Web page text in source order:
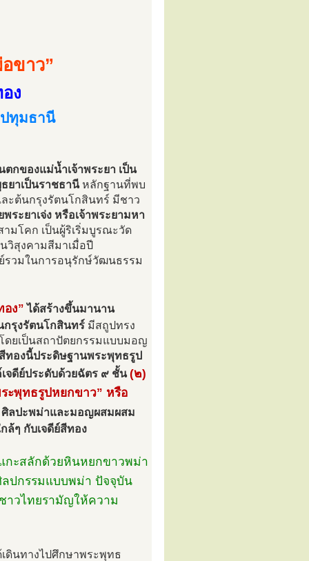
ขาว”
ง
ทุมธานี
กของแม่น้ำเจ้าพระยา เป็น
ยาเป็นราชธานีหลักฐานที่พบ
ะต้นกรุงรัตนโกสินทร์ มีชาว
ระยาเจ่ง หรือเจ้าพระยามหา
ามโคก เป็นผู้ริเริ่มบูรณะวัด
วิสุงคามสีมาเมื่อปี
รวมในการอนุรักษ์วัฒนธรรม
อง” ได้สร้างขึ้นมานาน
กรุงรัตนโกสินทร์ มีสถูปทรง
ดยเป็นสถาปัตยกรรมแบบมอญ
ทองนี้ประดิษฐานพระพุทธรูป
จดีย์ประดับด้วยฉัตร ๙ ชั้น(๒)
ะพุทธรูปหยกขาว” หรือ
ศิลปะพม่าและมอญผสมผสม
ล้ๆ กับเจดีย์สีทอง
กะสลักด้วยหินหยกขาวพม่า
ปกรรมแบบพม่า ปัจจุบัน
าวไทยรามัญให้ความ
ดินทางไปศึกษาพระพุทธ